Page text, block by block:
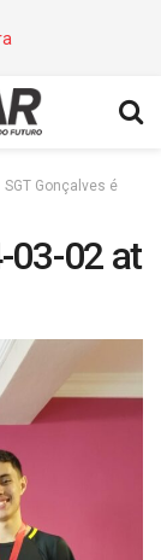
SGT Gonçalves é
03-02 at